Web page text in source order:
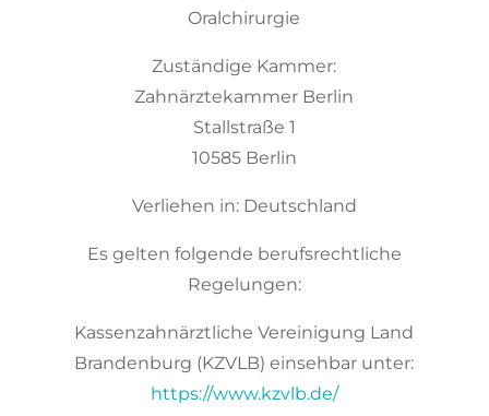
Oralchirurgie
Zuständige Kammer:
Zahnärztekammer Berlin
Stallstraße 1
10585 Berlin
Verliehen in: Deutschland
Es gelten folgende berufsrechtliche
Regelungen:
Kassenzahnärztliche Vereinigung Land
Brandenburg (KZVLB) einsehbar unter:
https://www.kzvlb.de/